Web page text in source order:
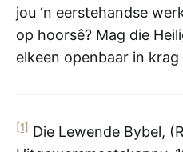
jou ‘n eerstehandse
op hoorsê? Mag die
elkeen openbaar in
[1] Die Lewende Bybel,